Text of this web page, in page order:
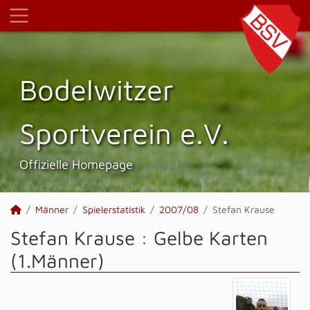
Bodelwitzer
Sportverein e.V.
Offizielle Homepage
Männer Spielerstatistik 2007/08 Stefan Krause
Stefan Krause : Gelbe Karten
(1.Männer)